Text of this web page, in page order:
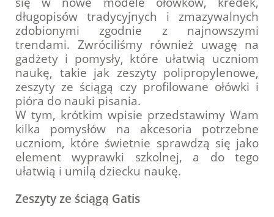
długopisów tradycyjnych i zmazywalnych
zdobionymi zgodnie z najnowszymi
trendami. Zwróciliśmy również uwagę na
gadżety i pomysły, które ułatwią uczniom
naukę, takie jak zeszyty polipropylenowe,
zeszyty ze ściągą czy profilowane ołówki i
pióra do nauki pisania.
W tym, krótkim wpisie przedstawimy Wam
kilka pomysłów na akcesoria potrzebne
uczniom, które świetnie sprawdzą się jako
element wyprawki szkolnej, a do tego
ułatwią i umilą dziecku naukę.
Zeszyty ze ściągą Gatis